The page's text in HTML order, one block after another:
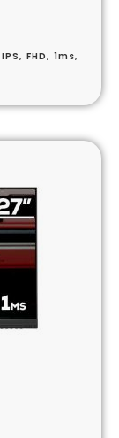
FHD, 1ms,